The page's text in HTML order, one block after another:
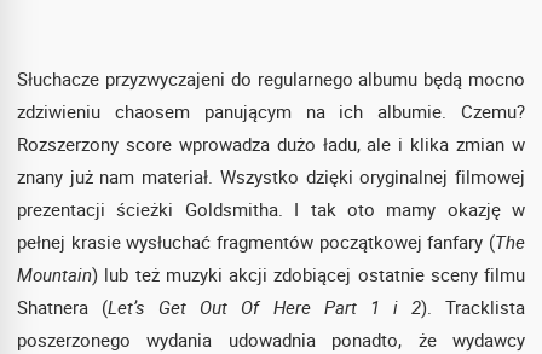
Słuchacze przyzwyczajeni do regularnego albumu będą mocno
zdziwieniu chaosem panującym na ich albumie. Czemu?
Rozszerzony score wprowadza dużo ładu, ale i klika zmian w
znany już nam materiał. Wszystko dzięki oryginalnej filmowej
prezentacji ścieżki Goldsmitha. I tak oto mamy okazję w
pełnej krasie wysłuchać fragmentów początkowej fanfary (The
Mountain) lub też muzyki akcji zdobiącej ostatnie sceny filmu
Shatnera (Let’s Get Out Of Here Part 1 i 2). Tracklista
poszerzonego wydania udowadnia ponadto, że wydawcy